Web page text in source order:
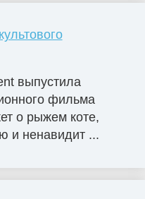
выпустила
фильма
о рыжем коте,
и ненавидит ...